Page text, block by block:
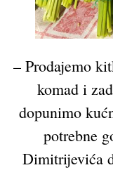
– Prodajemo
komad i
dopunimo
potrebne
Dimitrijevića